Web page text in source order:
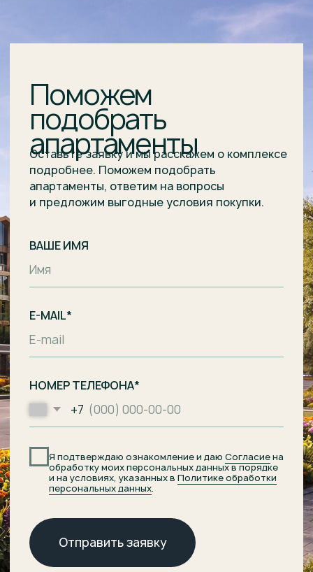
+7
Я подтверждаю ознакомление и даюСогласие
обработку моих персональных данных в порядке
и на условиях, указанных вПолитике обработки
персональных данных.
Отправить заявку
Комплекс апартаментов с гостиницей
и СПА-центром на побережье
Балтийского моря, п. Лесное.
Общество с ограниченной
ответственностью
«Специализированный застройщик
«Ривьера Балтики»
ИНН 3900008142/ОГРН1233900002490
предоставил АО «Банк ДОМ.РФ».
О комплексе
ДОКУМЕНТЫ
© 2026 ОТРАДА Резорт